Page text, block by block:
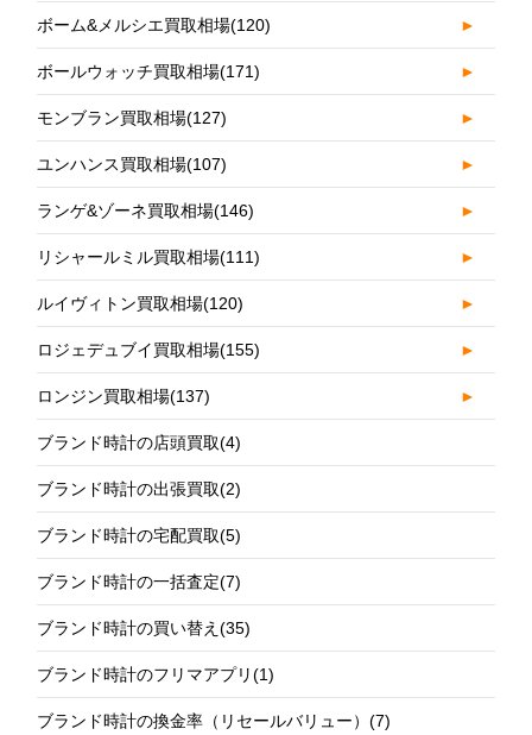
ボーム&メルシエ買取相場(120) ►
ボールウォッチ買取相場(171) ►
モンブラン買取相場(127) ►
ユンハンス買取相場(107) ►
ランゲ&ゾーネ買取相場(146) ►
リシャールミル買取相場(111) ►
ルイヴィトン買取相場(120) ►
ロジェデュブイ買取相場(155) ►
ロンジン買取相場(137) ►
ブランド時計の店頭買取(4)
ブランド時計の出張買取(2)
ブランド時計の宅配買取(5)
ブランド時計の一括査定(7)
ブランド時計の買い替え(35)
ブランド時計のフリマアプリ(1)
ブランド時計の換金率（リセールバリュー）(7)